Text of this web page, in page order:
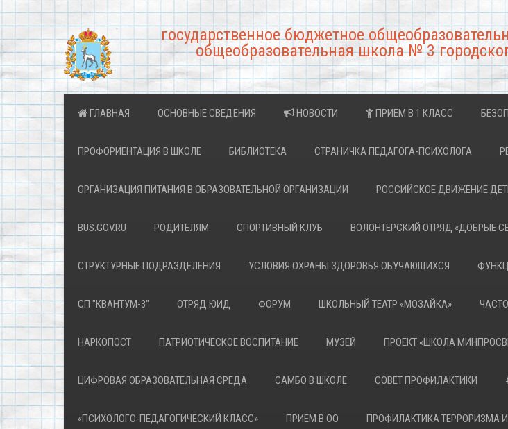
государственное бюджетное
общеобразовательная школа № 3
ГЛАВНАЯ ОСНОВНЫЕ СВЕДЕНИЯ НОВОСТИ ПРИЁМ В 1 КЛАСС
ПРОФОРИЕНТАЦИЯ В ШКОЛЕ БИБЛИОТЕКА СТРАНИЧКА ПЕДАГОГА-ПСИХОЛОГА
ОРГАНИЗАЦИЯ ПИТАНИЯ В ОБРАЗОВАТЕЛЬНОЙ ОРГАНИЗАЦИИ РОССИЙСКОЕ ДВИЖЕНИЕ
BUS.GOV.RU РОДИТЕЛЯМ СПОРТИВНЫЙ КЛУБ ВОЛОНТЕРСКИЙ ОТРЯД «ДОБРЫЕ
СТРУКТУРНЫЕ ПОДРАЗДЕЛЕНИЯ УСЛОВИЯ ОХРАНЫ ЗДОРОВЬЯ ОБУЧАЮЩИХСЯ
СП "КВАНТУМ-3" ОТРЯД ЮИД ФОРУМ ШКОЛЬНЫЙ ТЕАТР «МОЗАЙКА»
НАРКОПОСТ ПАТРИОТИЧЕСКОЕ ВОСПИТАНИЕ МУЗЕЙ ПРОЕКТ «ШКОЛА
ЦИФРОВАЯ ОБРАЗОВАТЕЛЬНАЯ СРЕДА САМБО В ШКОЛЕ СОВЕТ ПРОФИЛАКТИКИ
«ПСИХОЛОГО-ПЕДАГОГИЧЕСКИЙ КЛАСС» ПРИЕМ В ОО ПРОФИЛАКТИКА ТЕРРОРИЗМА